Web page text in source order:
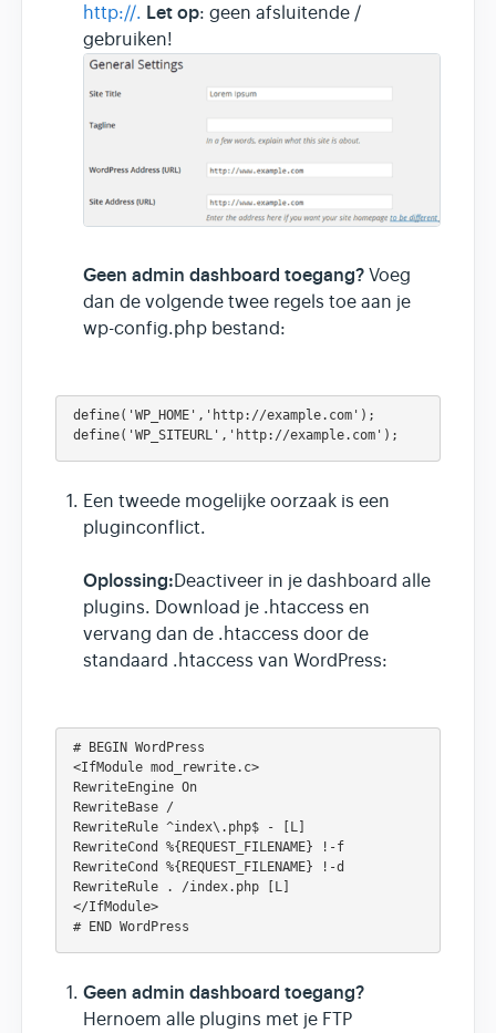
http://. Let op: geen afsluitende /
gebruiken!
Geen admin dashboard toegang? Voeg
dan de volgende twee regels toe aan je
wp-config.php bestand:
define('WP_HOME','http://example.com');
define('WP_SITEURL','http://example.com');
Een tweede mogelijke oorzaak is een
pluginconflict.
Oplossing:Deactiveer in je dashboard alle
plugins. Download je .htaccess en
vervang dan de .htaccess door de
standaard .htaccess van WordPress:
# BEGIN WordPress
<IfModule mod_rewrite.c>
RewriteEngine On
RewriteBase /
RewriteRule ^index\.php$ - [L]
RewriteCond %{REQUEST_FILENAME} !-f
RewriteCond %{REQUEST_FILENAME} !-d
RewriteRule . /index.php [L]
</IfModule>
# END WordPress
Geen admin dashboard toegang?
Hernoem alle plugins met je FTP